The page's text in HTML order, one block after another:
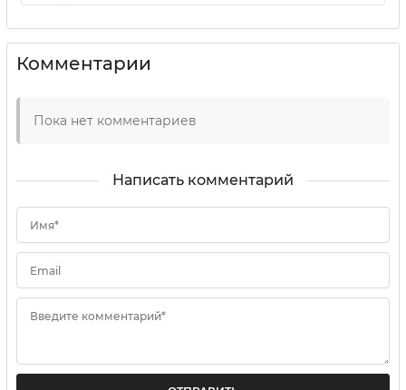
Комментарии
Пока нет комментариев
Написать комментарий
Имя*
Email
Введите комментарий*